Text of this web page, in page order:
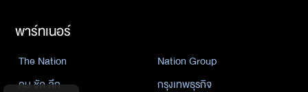
พาร์ทเนอร์
The Nation
Nation Group
คม ชัด ลึก
กรุงเทพธุรกิจ